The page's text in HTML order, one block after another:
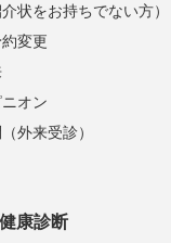
介状をお持ちでない方）
変更
オン
外来受診）
康診断